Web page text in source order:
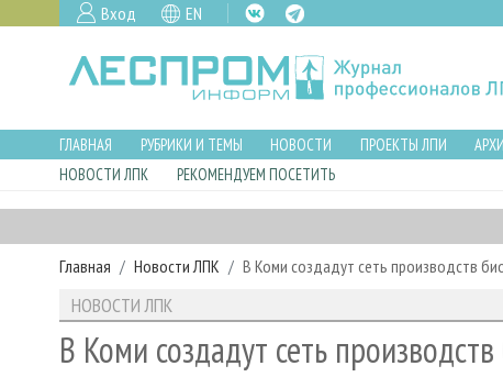
Вход EN
ГЛАВНАЯ РУБРИКИ И ТЕМЫ НОВОСТИ ПРОЕКТЫ ЛПИ
НОВОСТИ ЛПК
РЕКОМЕНДУЕМ ПОСЕТИТЬ
Главная Новости ЛПК В Коми создадут сеть производств
НОВОСТИ ЛПК
В Коми создадут сеть